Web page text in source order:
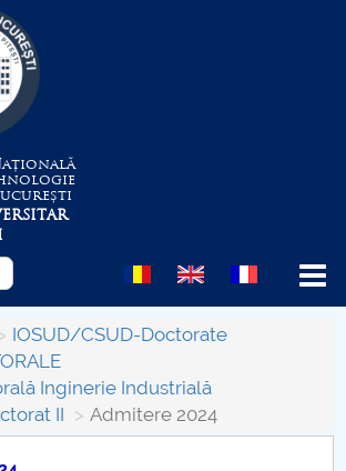
al Proiectelor
IOSUD/CSUD-Doctorate
Inginerie Industrială
II
Admitere 2024